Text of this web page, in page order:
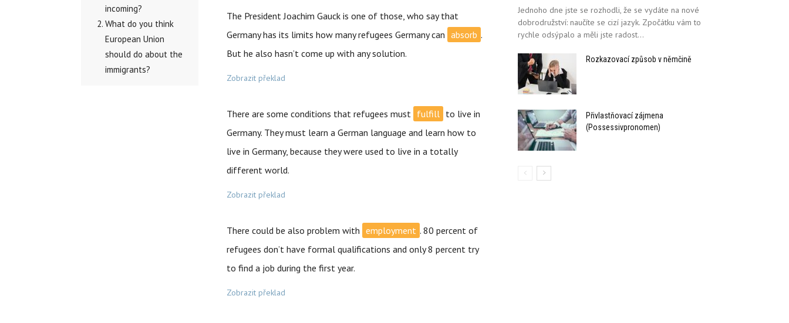
incoming?
What do you think
European Union
should do about the
immigrants?
The President Joachim Gauck is one of those, who say that
Germany has its limits how many refugees Germany can absorb .
But he also hasn’t come up with any solution.
Zobrazit překlad
There are some conditions that refugees must fulfill to live in
Germany. They must learn a German language and learn how to
live in Germany, because they were used to live in a totally
different world.
Zobrazit překlad
There could be also problem with employment . 80 percent of
refugees don’t have formal qualifications and only 8 percent try
to find a job during the first year.
Zobrazit překlad
Jednoho dne jste se rozhodli, že se vydáte na nové
dobrodružství: naučíte se cizí jazyk. Zpočátku vám to
rychle odsýpalo a měli jste radost...
Rozkazovací způsob v němčině
Přivlastňovací zájmena
(Possessivpronomen)